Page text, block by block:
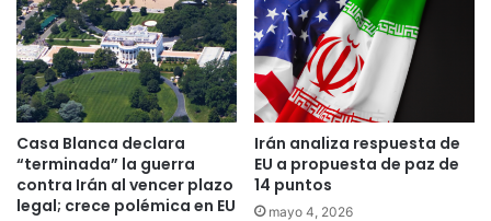
Casa Blanca declara
“terminada” la guerra
contra Irán al vencer plazo
legal; crece polémica en EU
Irán analiza respuesta de
EU a propuesta de paz de
14 puntos
mayo 4, 2026